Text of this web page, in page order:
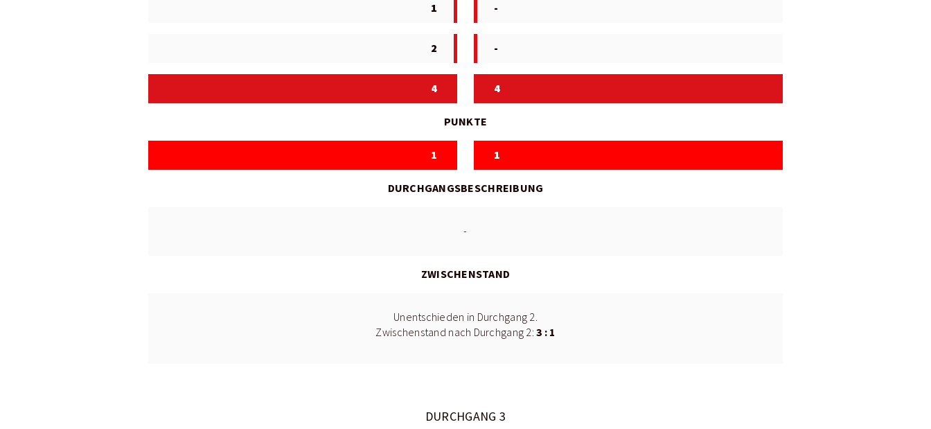
1 -
2 -
4 4
PUNKTE
1 1
DURCHGANGSBESCHREIBUNG
-
ZWISCHENSTAND
Unentschieden in Durchgang 2.
Zwischenstand nach Durchgang 2:3 : 1
DURCHGANG 3